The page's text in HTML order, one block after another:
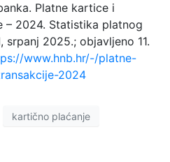
Platne kartice i
– 2024. Statistika platnog
srpanj 2025.; objavljeno 11.
www.hnb.hr/-/platne-
2024
kartično plaćanje